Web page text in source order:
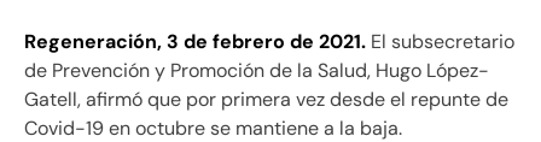
Regeneración, 3 de febrero de 2021. El subsecretario
de Prevención y Promoción de la Salud, Hugo López-
Gatell, afirmó que por primera vez desde el repunte de
Covid-19 en octubre se mantiene a la baja.